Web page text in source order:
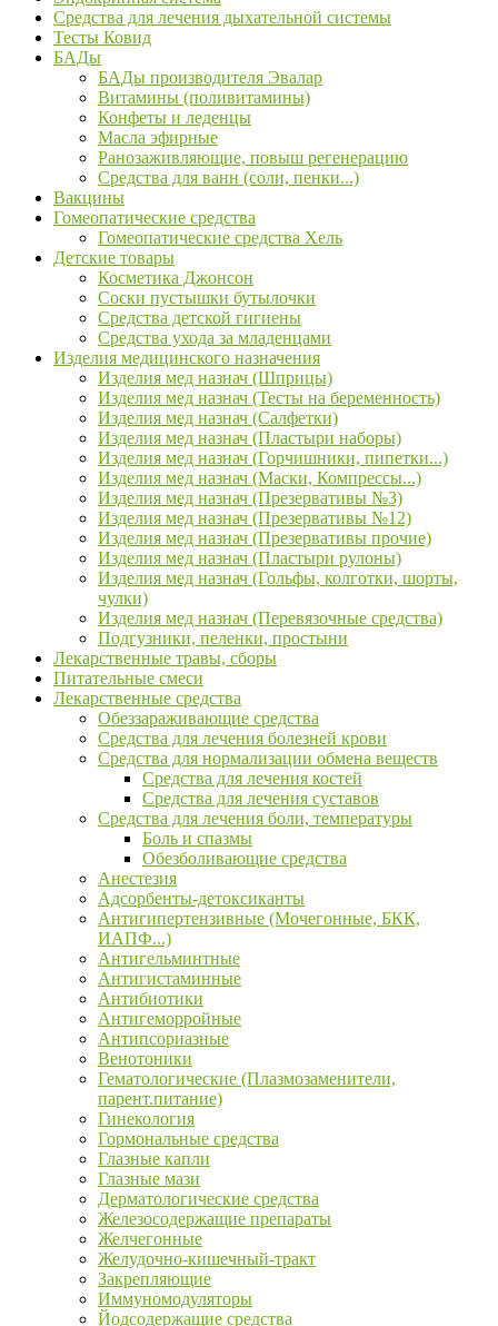
Средства для лечения дыхательной системы
Тесты Ковид
БАДы
БАДы производителя Эвалар
Витамины (поливитамины)
Конфеты и леденцы
Масла эфирные
Ранозаживляющие, повыш регенерацию
Средства для ванн (соли, пенки...)
Вакцины
Гомеопатические средства
Гомеопатические средства Хель
Детские товары
Косметика Джонсон
Соски пустышки бутылочки
Средства детской гигиены
Средства ухода за младенцами
Изделия медицинского назначения
Изделия мед назнач (Шприцы)
Изделия мед назнач (Тесты на беременность)
Изделия мед назнач (Салфетки)
Изделия мед назнач (Пластыри наборы)
Изделия мед назнач (Горчишники, пипетки...)
Изделия мед назнач (Маски, Компрессы...)
Изделия мед назнач (Презервативы №3)
Изделия мед назнач (Презервативы №12)
Изделия мед назнач (Презервативы прочие)
Изделия мед назнач (Пластыри рулоны)
Изделия мед назнач (Гольфы, колготки, шорты,
чулки)
Изделия мед назнач (Перевязочные средства)
Подгузники, пеленки, простыни
Лекарственные травы, сборы
Питательные смеси
Лекарственные средства
Обеззараживающие средства
Средства для лечения болезней крови
Средства для нормализации обмена веществ
Средства для лечения костей
Средства для лечения суставов
Средства для лечения боли, температуры
Боль и спазмы
Обезболивающие средства
Анестезия
Адсорбенты-детоксиканты
Антигипертензивные (Мочегонные, БКК,
ИАПФ...)
Антигельминтные
Антигистаминные
Антибиотики
Антигеморройные
Антипсориазные
Венотоники
Гематологические (Плазмозаменители,
парент.питание)
Гинекология
Гормональные средства
Глазные капли
Глазные мази
Дерматологические средства
Железосодержащие препараты
Желчегонные
Желудочно-кишечный-тракт
Закрепляющие
Иммуномодуляторы
Йодсодержащие средства